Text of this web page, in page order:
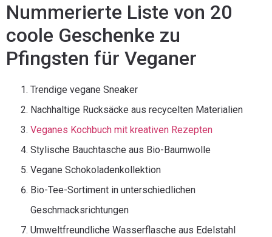
Nummerierte Liste von 20
coole Geschenke zu
Pfingsten für Veganer
Trendige vegane Sneaker
Nachhaltige Rucksäcke aus recycelten Materialien
Veganes Kochbuch mit kreativen Rezepten
Stylische Bauchtasche aus Bio-Baumwolle
Vegane Schokoladenkollektion
Bio-Tee-Sortiment in unterschiedlichen
Geschmacksrichtungen
Umweltfreundliche Wasserflasche aus Edelstahl